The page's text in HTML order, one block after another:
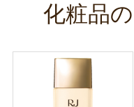
化粧品